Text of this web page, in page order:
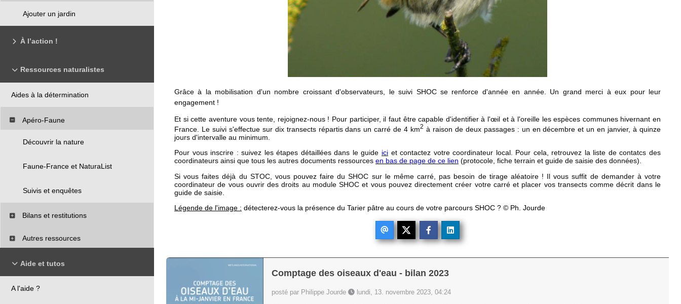
Ajouter un jardin
À l’action !
Ressources naturalistes
Aides à la détermination
Apéro-Faune
Découvrir la nature
Faune-France et NaturaList
Suivis et enquêtes
Bilans et restitutions
Autres ressources
Aide et tutos
A l'aide ?
Grâce à la mobilisation d'un nombre croissant d'observateurs, le suivi SHOC se renforce d'année en année. Un grand merci à eux pour leur
engagement !
Et si cette aventure vous tente, rejoignez-nous ! Pour participer, il faut être capable d'identifier à l'œil et à l'oreille les espèces communes hivernant en
France. Le suivi s'effectue sur dix transects répartis dans un carré de 4 km2 à raison de deux passages : un en décembre et un en janvier, à quinze
jours d'intervalle au minimum.
Pour vous inscrire : suivez les étapes détaillées dans le guide ici et contactez votre coordinateur local. Pour cela, retrouvez la liste de contatcs des
coordinateurs ainsi que tous les autres documents ressources en bas de page de ce lien (protocole, fiche terrain et guide de saisie des données).
Si vous faites déjà du STOC, vous pouvez faire du SHOC sur le même carré, pas besoin de tirage aléatoire ! Il vous suffit de demander à votre
coordinateur de vous ouvrir des droits au module SHOC et vous pouvez directement créer votre carré et placer vos transects comme décrit dans le
guide de saisie.
Légende de l'image : détecterez-vous la présence du Tarier pâtre au cours de votre parcours SHOC ? © Ph. Jourde
Comptage des oiseaux d'eau - bilan 2023
posté par Philippe Jourde lundi, 13. novembre 2023, 04:24